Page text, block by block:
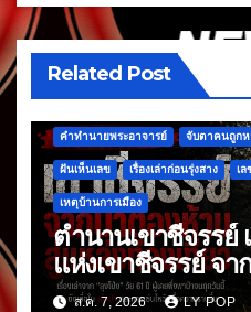
Related Post
คำทำนายพระอาจารย์ จับตาคนถูกห
ฝันเห็นเลข เรื่องเล่าก่อนรุ่งสาง เ
เหตุบ้านการเมือง
ตำนานเขาชีจรรย์
แห่งเขาชีจรรย์ จ
กดัง
ส.ค. 7, 2026 LY POP